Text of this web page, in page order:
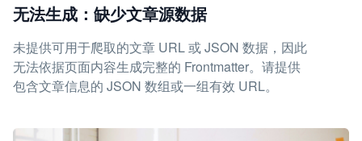
无法生成：缺少文章源数据
未提供可用于爬取的文章 URL 或 JSON 数据，因此
无法依据页面内容生成完整的 Frontmatter。请提供
包含文章信息的 JSON 数组或一组有效 URL。